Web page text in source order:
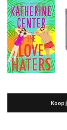
Koop